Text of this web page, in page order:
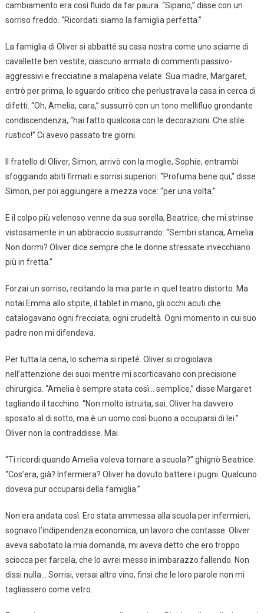
cambiamento era così fluido da far paura. “Sipario,” disse con un
sorriso freddo. “Ricordati: siamo la famiglia perfetta.”
La famiglia di Oliver si abbatté su casa nostra come uno sciame di
cavallette ben vestite, ciascuno armato di commenti passivo-
aggressivi e frecciatine a malapena velate. Sua madre, Margaret,
entrò per prima, lo sguardo critico che perlustrava la casa in cerca di
difetti. “Oh, Amelia, cara,” sussurrò con un tono mellifluo grondante
condiscendenza, “hai fatto qualcosa con le decorazioni. Che stile…
rustico!” Ci avevo passato tre giorni.
Il fratello di Oliver, Simon, arrivò con la moglie, Sophie, entrambi
sfoggiando abiti firmati e sorrisi superiori. “Profuma bene qui,” disse
Simon, per poi aggiungere a mezza voce: “per una volta.”
E il colpo più velenoso venne da sua sorella, Beatrice, che mi strinse
vistosamente in un abbraccio sussurrando: “Sembri stanca, Amelia.
Non dormi? Oliver dice sempre che le donne stressate invecchiano
più in fretta.”
Forzai un sorriso, recitando la mia parte in quel teatro distorto. Ma
notai Emma allo stipite, il tablet in mano, gli occhi acuti che
catalogavano ogni frecciata, ogni crudeltà. Ogni momento in cui suo
padre non mi difendeva.
Per tutta la cena, lo schema si ripeté. Oliver si crogiolava
nell’attenzione dei suoi mentre mi scorticavano con precisione
chirurgica. “Amelia è sempre stata così… semplice,” disse Margaret
tagliando il tacchino. “Non molto istruita, sai. Oliver ha davvero
sposato al di sotto, ma è un uomo così buono a occuparsi di lei.”
Oliver non la contraddisse. Mai.
“Ti ricordi quando Amelia voleva tornare a scuola?” ghignò Beatrice.
“Cos’era, già? Infermiera? Oliver ha dovuto battere i pugni. Qualcuno
doveva pur occuparsi della famiglia.”
Non era andata così. Ero stata ammessa alla scuola per infermieri,
sognavo l’indipendenza economica, un lavoro che contasse. Oliver
aveva sabotato la mia domanda, mi aveva detto che ero troppo
sciocca per farcela, che lo avrei messo in imbarazzo fallendo. Non
dissi nulla… Sorrisi, versai altro vino, finsi che le loro parole non mi
tagliassero come vetro.